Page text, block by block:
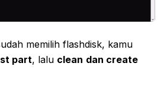
memilih flashdisk, kamu
part, lalu clean dan create